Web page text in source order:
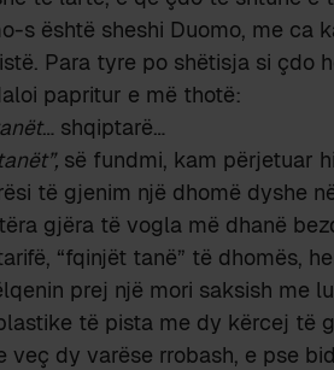
s është sheshi Duomo, me ca
Para tyre po shëtisja si çdo
papritur e më thotë:
… shqiptarë…
së fundmi, kam përjetuar
të gjenim një dhomë dyshe
gjëra të vogla më dhanë
“fqinjët tanë” të dhomës,
prej një mori saksish me
të pista me dy kërcej të
dy varëse rrobash, e pse